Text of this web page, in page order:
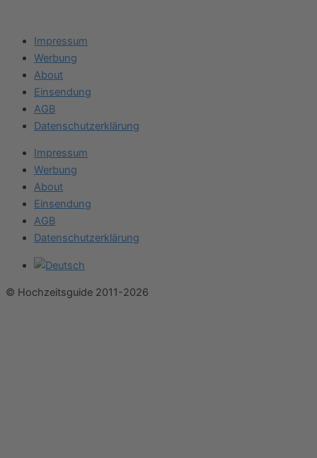
Impressum
Werbung
About
Einsendung
AGB
Datenschutzerklärung
Impressum
Werbung
About
Einsendung
AGB
Datenschutzerklärung
© Hochzeitsguide 2011-2026